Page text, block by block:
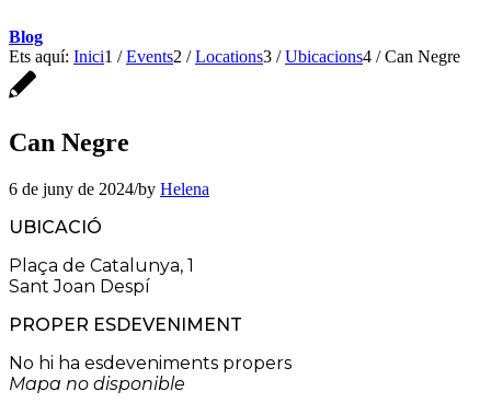
Blog
Ets aquí: Inici1 / Events2 / Locations3 / Ubicacions4 / Can Negre
Can Negre
6 de juny de 2024/by Helena
UBICACIÓ
Plaça de Catalunya, 1
Sant Joan Despí
PROPER ESDEVENIMENT
No hi ha esdeveniments propers
Mapa no disponible